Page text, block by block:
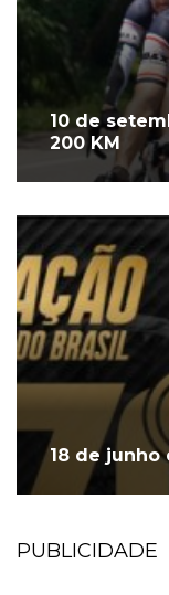
10 de
200 KM
18 de junho
PUBLICIDADE